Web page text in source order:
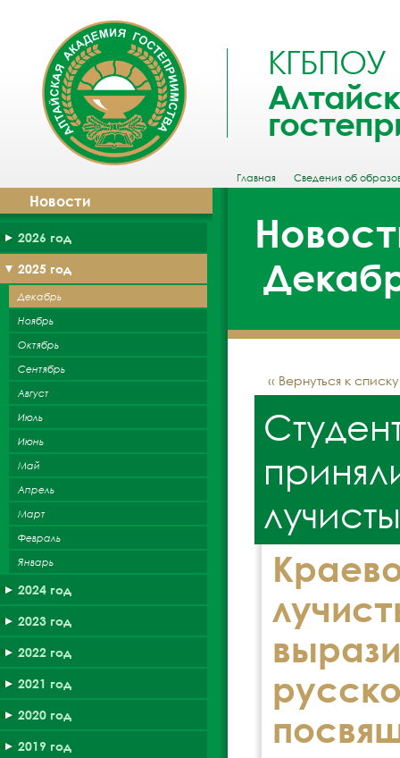
КГБПОУ
Главная Сведения об
Новости
2026 год
2025 год
Декабрь
Ноябрь
Октябрь
Сентябрь
Август
Июль
Июнь
Май
Апрель
Март
Февраль
Январь
2024 год
2023 год
2022 год
2021 год
2020 год
2019 год
‹‹ Вернуться к